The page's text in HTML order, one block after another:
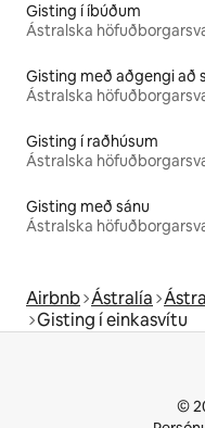
Gisting í íbúðum
Ástralska
Ástralska
Gisting í raðhúsum
Ástralska
Gisting með sánu
Ástralska
Airbnb Ástralía
Gisting í einkasvítu
©